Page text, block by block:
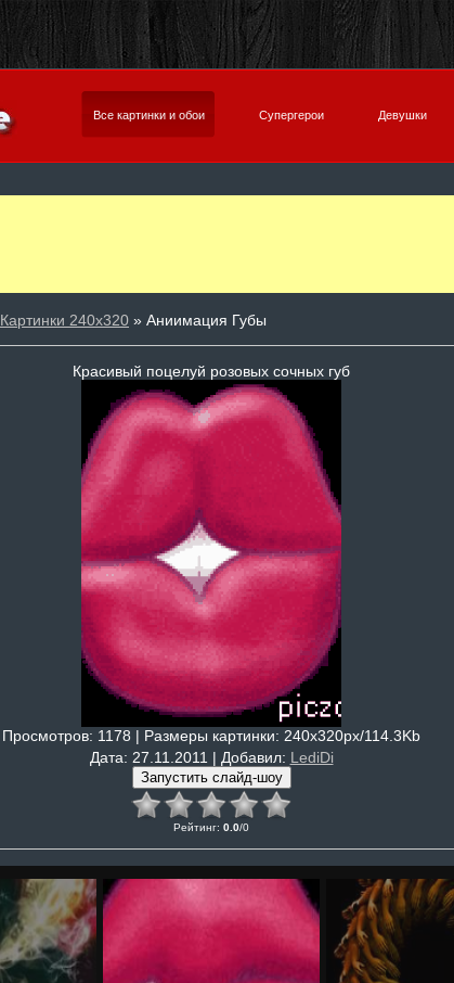
Все картинки и обои Супергерои Девушки
Картинки 240х320 » Аниимация Губы
Красивый поцелуй розовых сочных губ
Просмотров: 1178 | Размеры картинки: 240x320px/114.3Kb
Дата: 27.11.2011 | Добавил: LediDi
Рейтинг: 0.0/0